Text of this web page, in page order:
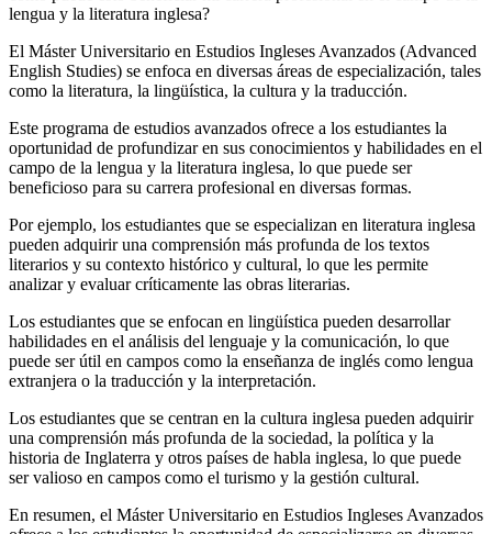
lengua y la literatura inglesa?
El Máster Universitario en Estudios Ingleses Avanzados (Advanced
English Studies) se enfoca en diversas áreas de especialización, tales
como la literatura, la lingüística, la cultura y la traducción.
Este programa de estudios avanzados ofrece a los estudiantes la
oportunidad de profundizar en sus conocimientos y habilidades en el
campo de la lengua y la literatura inglesa, lo que puede ser
beneficioso para su carrera profesional en diversas formas.
Por ejemplo, los estudiantes que se especializan en literatura inglesa
pueden adquirir una comprensión más profunda de los textos
literarios y su contexto histórico y cultural, lo que les permite
analizar y evaluar críticamente las obras literarias.
Los estudiantes que se enfocan en lingüística pueden desarrollar
habilidades en el análisis del lenguaje y la comunicación, lo que
puede ser útil en campos como la enseñanza de inglés como lengua
extranjera o la traducción y la interpretación.
Los estudiantes que se centran en la cultura inglesa pueden adquirir
una comprensión más profunda de la sociedad, la política y la
historia de Inglaterra y otros países de habla inglesa, lo que puede
ser valioso en campos como el turismo y la gestión cultural.
En resumen, el Máster Universitario en Estudios Ingleses Avanzados